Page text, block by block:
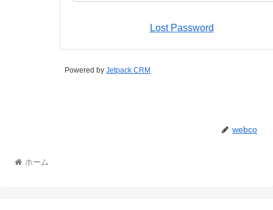
Lost Password
Powered byJetpack CRM
webco
ホーム